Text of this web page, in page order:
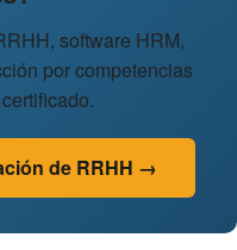
software HRM,
por competencias
de RRHH →